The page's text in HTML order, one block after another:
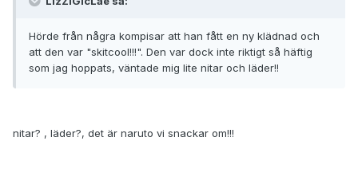
Hörde från några kompisar att han fått en ny klädnad och
att den var "skitcool!!!". Den var dock inte riktigt så häftig
som jag hoppats, väntade mig lite nitar och läder!!
nitar? , läder?, det är naruto vi snackar om!!!